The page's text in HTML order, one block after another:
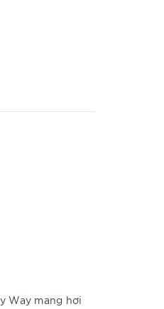
Way mang hơi